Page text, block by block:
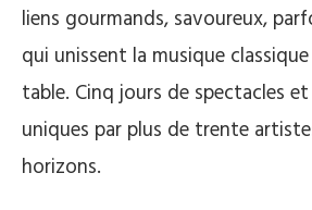
liens gourmands, savoureux,
qui unissent la musique
table. Cinq jours de spectacles
uniques par plus de trente
horizons.